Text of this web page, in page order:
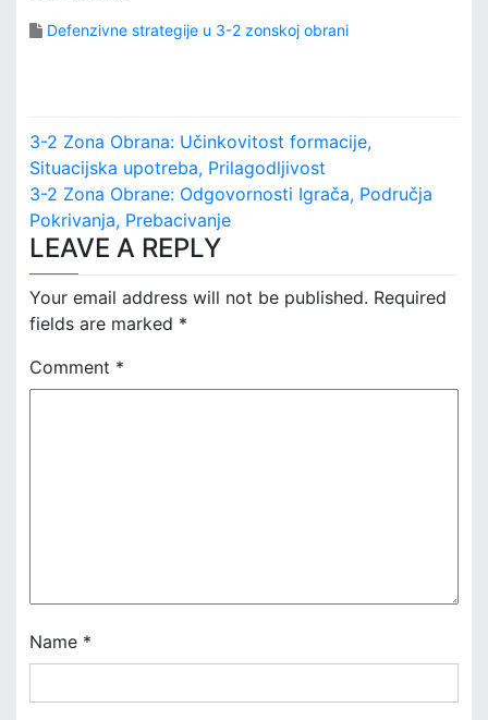
Defenzivne strategije u 3-2 zonskoj obrani
P
o
s
t
n
a
v
o
n
3-2 Zona Obrana: Učinkovitost formacije,
Situacijska upotreba, Prilagodljivost
3-2 Zona Obrane: Odgovornosti Igrača, Područja
Pokrivanja, Prebacivanje
LEAVE A REPLY
Your email address will not be published. Required
fields are marked *
Comment *
Name *